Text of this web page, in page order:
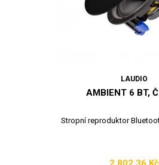
LAUDIO
AMBIENT 6 BT,
Stropní reproduktor